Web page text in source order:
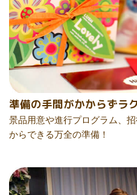
準備の手間がかからずラ
景品用意や進行プログラム、
からできる万全の準備！